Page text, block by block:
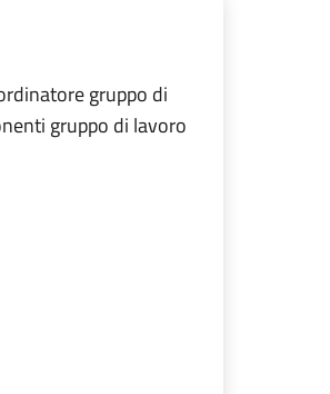
gruppo di
gruppo di lavoro